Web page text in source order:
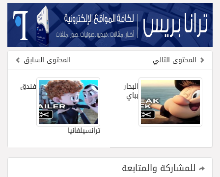
فريق جازو للسباقات يحرز المراكز الثلاثة الأولى في النسخة 75 من رالي فنلندا
المحتوى السابق
المحتوى التالي
فندق
ترانسيلفانيا
البحار
بباي
للمشاركة والمتابعة